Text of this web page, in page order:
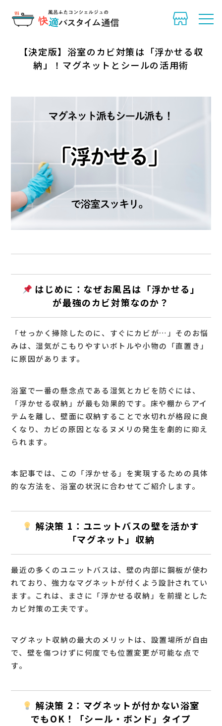
せる収納」！マグネットとシールの活用術
【決定版】浴室のカビ対策は「浮かせる収
納」！マグネットとシールの活用術
はじめに：なぜお風呂は「浮かせる」
が最強のカビ対策なのか？
「せっかく掃除したのに、すぐにカビが…」そのお悩
みは、湿気がこもりやすいボトルや小物の「直置き」
に原因があります。
浴室で一番の懸念点である湿気とカビを防ぐには、
「浮かせる収納 」が最も効果的です。床や棚からアイ
テムを離し、壁面に収納することで水切れが格段に良
くなり、カビの原因となるヌメリの発生を劇的に抑え
られます。
本記事では、この「浮かせる」を実現するための具体
的な方法を、浴室の状況に合わせてご紹介します。
解決策 1：ユニットバスの壁を活かす
「マグネット」収納
最近の多くのユニットバスは、壁の内部に鋼板が使わ
れており、強力なマグネットが付くよう設計されてい
ます。これは、まさに「浮かせる収納」を前提とした
カビ対策の工夫です。
マグネット収納の最大のメリットは、 設置場所が自由
で、壁を傷つけずに何度でも位置変更が可能な点で
す。
解決策 2：マグネットが付かない浴室
でもOK！「シール・ボンド」タイプ